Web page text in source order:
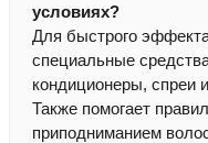
условиях?
Для быстрого
специальные
кондиционеры, спреи
Также помогает
приподниманием